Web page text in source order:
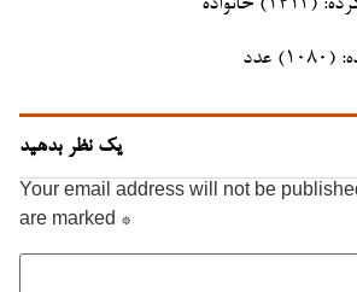
عدد
یک نظر بدهید
Your email address will not be
are marked *